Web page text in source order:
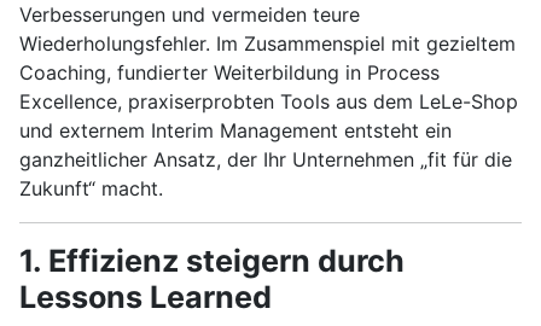
Verbesserungen und vermeiden teure
Wiederholungsfehler. Im Zusammenspiel mit gezieltem
Coaching, fundierter Weiterbildung in Process
Excellence, praxiserprobten Tools aus dem LeLe-Shop
und externem Interim Management entsteht ein
ganzheitlicher Ansatz, der Ihr Unternehmen „fit für die
Zukunft“ macht.
1. Effizienz steigern durch
Lessons Learned